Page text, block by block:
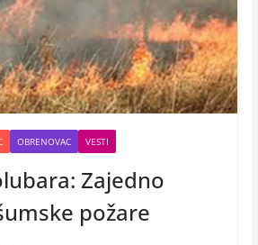
OBRENOVAC VESTI
Zajedno
požare